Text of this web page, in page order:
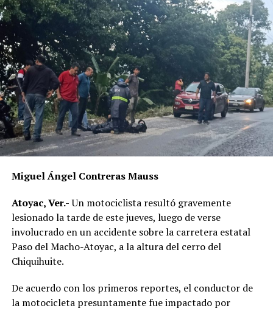
Miguel Ángel Contreras Mauss
Atoyac, Ver.-Un motociclista resultó gravemente
lesionado la tarde de este jueves, luego de verse
involucrado en un accidente sobre la carretera estatal
Paso del Macho-Atoyac, a la altura del cerro del
Chiquihuite.
De acuerdo con los primeros reportes, el conductor de
la motocicleta presuntamente fue impactado por